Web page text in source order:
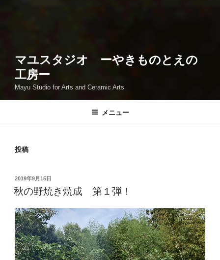
マユスタジオ ーやきものとえの
工房ー
Mayu Studio for Arts and Ceramic Arts
メニュー
投稿
投
稿
日:
2019年9月15日
秋の野焼き焼成 第１弾！